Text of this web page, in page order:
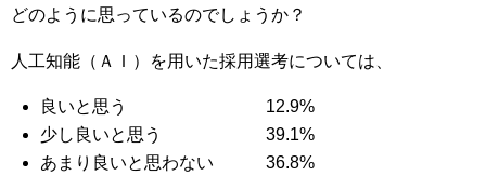
どのように思っているのでしょうか？
人工知能（ＡＩ）を用いた採用選考については、
良いと思う 12.9%
少し良いと思う 39.1%
あまり良いと思わない 36.8%